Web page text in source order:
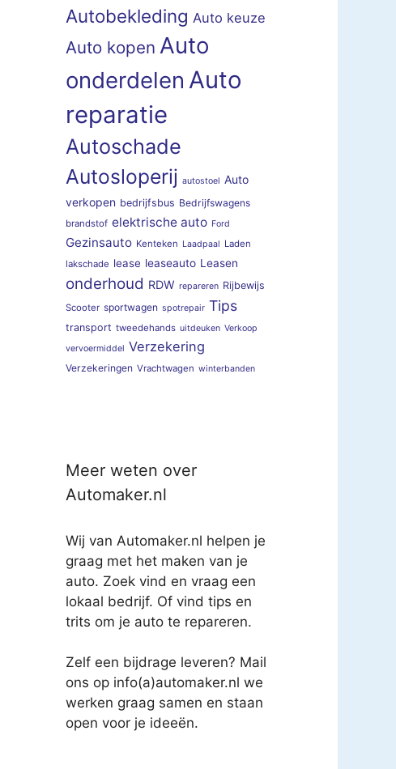
Autobekleding Auto keuze
Auto kopen Auto
onderdelen Auto
reparatie
Autoschade
Autosloperij autostoel Auto
verkopen bedrijfsbus Bedrijfswagens
brandstof elektrische auto Ford
Gezinsauto Kenteken Laadpaal Laden
lakschade lease leaseauto Leasen
onderhoud RDW repareren Rijbewijs
Scooter sportwagen spotrepair Tips
transport tweedehands uitdeuken Verkoop
vervoermiddel Verzekering
Verzekeringen Vrachtwagen winterbanden
Meer weten over
Automaker.nl
Wij van Automaker.nl helpen je
graag met het maken van je
auto. Zoek vind en vraag een
lokaal bedrijf. Of vind tips en
trits om je auto te repareren.
Zelf een bijdrage leveren? Mail
ons op info(a)automaker.nl we
werken graag samen en staan
open voor je ideeën.